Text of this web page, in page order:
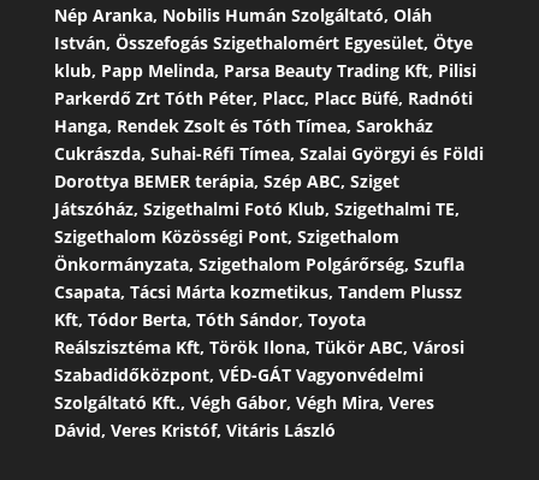
Nép Aranka, Nobilis Humán Szolgáltató, Oláh
István, Összefogás Szigethalomért Egyesület, Ötye
klub, Papp Melinda, Parsa Beauty Trading Kft, Pilisi
Parkerdő Zrt Tóth Péter, Placc, Placc Büfé, Radnóti
Hanga, Rendek Zsolt és Tóth Tímea, Sarokház
Cukrászda, Suhai-Réfi Tímea, Szalai Györgyi és Földi
Dorottya BEMER terápia, Szép ABC, Sziget
Játszóház, Szigethalmi Fotó Klub, Szigethalmi TE,
Szigethalom Közösségi Pont, Szigethalom
Önkormányzata, Szigethalom Polgárőrség, Szufla
Csapata, Tácsi Márta kozmetikus, Tandem Plussz
Kft, Tódor Berta, Tóth Sándor, Toyota
Reálszisztéma Kft, Török Ilona, Tükör ABC, Városi
Szabadidőközpont, VÉD-GÁT Vagyonvédelmi
Szolgáltató Kft., Végh Gábor, Végh Mira, Veres
Dávid, Veres Kristóf, Vitáris László